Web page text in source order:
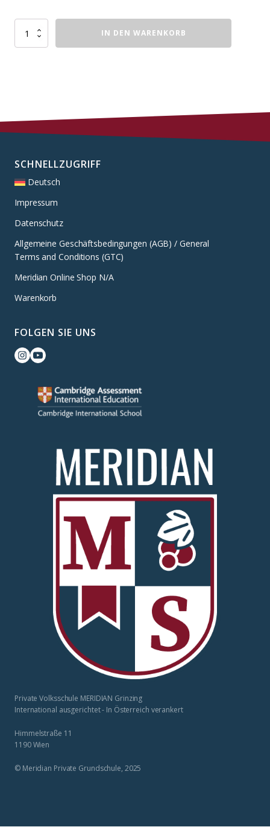
College
IN DEN WARENKORB
SCHNELLZUGRIFF
Deutsch
Impressum
Datenschutz
Allgemeine Geschäftsbedingungen (AGB) / General
Terms and Conditions (GTC)
Meridian Online Shop N/A
Warenkorb
FOLGEN SIE UNS
Private Volksschule MERIDIAN Grinzing
International ausgerichtet - In Österreich verankert
Himmelstraße 11
1190 Wien
© Meridian Private Grundschule, 2025